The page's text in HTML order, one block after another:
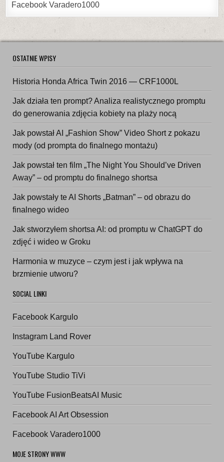
Facebook Varadero1000
OSTATNIE WPISY
Historia Honda Africa Twin 2016 — CRF1000L
Jak działa ten prompt? Analiza realistycznego promptu
do generowania zdjęcia kobiety na plaży nocą
Jak powstał AI „Fashion Show” Video Short z pokazu
mody (od prompta do finalnego montażu)
Jak powstał ten film „The Night You Should’ve Driven
Away” – od promptu do finalnego shortsa
Jak powstały te AI Shorts „Batman” – od obrazu do
finalnego wideo
Jak stworzyłem shortsa AI: od promptu w ChatGPT do
zdjęć i wideo w Groku
Harmonia w muzyce – czym jest i jak wpływa na
brzmienie utworu?
SOCIAL LINKI
Facebook Kargulo
Instagram Land Rover
YouTube Kargulo
YouTube Studio TiVi
YouTube FusionBeatsAI Music
Facebook AI Art Obsession
Facebook Varadero1000
MOJE STRONY WWW